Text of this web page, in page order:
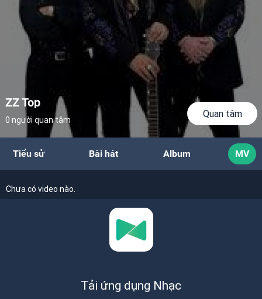
ZZ Top
0 người quan tâm
Quan tâm
Tiểu sử Bài hát Album MV
Chưa có video nào.
Tải ứng dụng Nhạc